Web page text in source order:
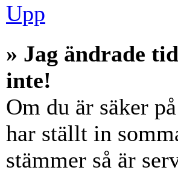
Upp
» Jag ändrade
inte!
Om du är säker
har ställt in
stämmer så är